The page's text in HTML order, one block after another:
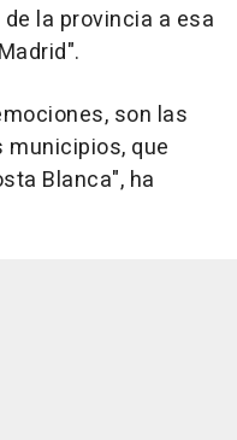
la provincia a esa
son las
que
Blanca", ha